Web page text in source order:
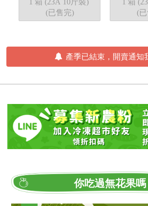
1 箱 (23A 10斤裝)
(已售完)
1 箱
(
產季已結束，開賣通知
你吃過無花果嗎